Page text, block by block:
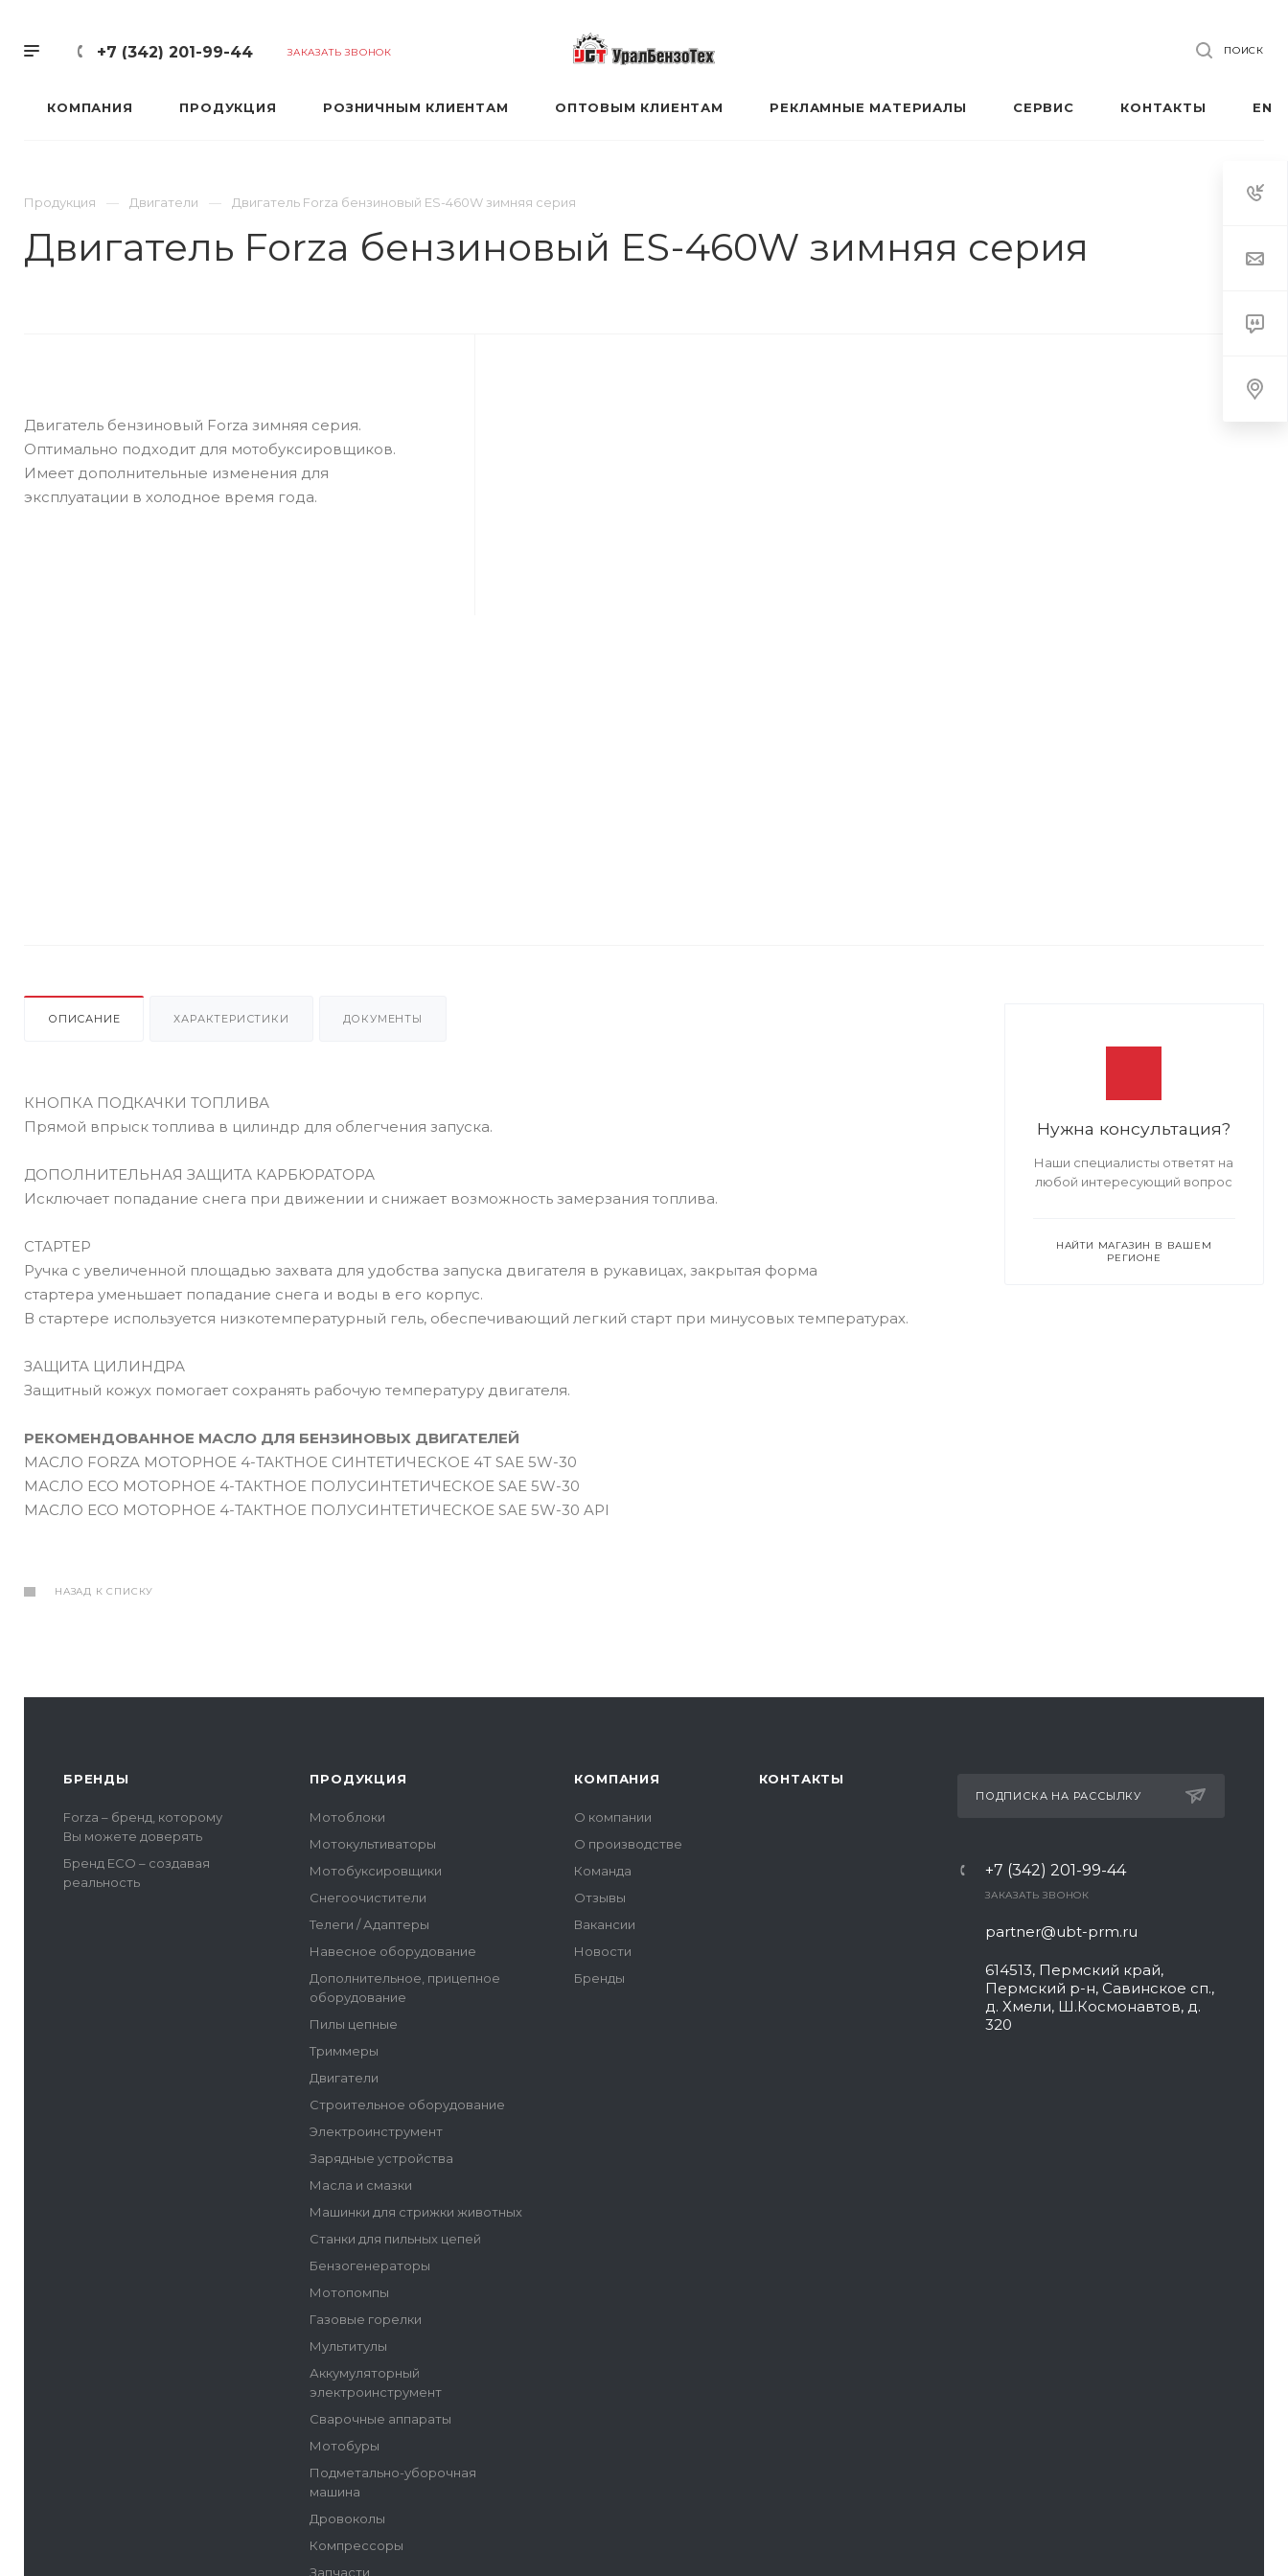
+7 (342) 201-99-44 ЗАКАЗАТЬ ЗВОНОК ПОИСК
КОМПАНИЯ ПРОДУКЦИЯ РОЗНИЧНЫМ КЛИЕНТАМ ОПТОВЫМ КЛИЕНТАМ РЕКЛАМНЫЕ МАТЕРИАЛЫ СЕРВИС КОНТАКТЫ EN
Продукция Двигатели Двигатель Forza бензиновый ES-460W зимняя серия
Двигатель Forza бензиновый ES-460W зимняя серия
Двигатель бензиновый Forza зимняя серия.
Оптимально подходит для мотобуксировщиков.
Имеет дополнительные изменения для
эксплуатации в холодное время года.
Нужна консультация?
Наши специалисты ответят на
любой интересующий вопрос
НАЙТИ МАГАЗИН В ВАШЕМ
РЕГИОНЕ
ОПИСАНИЕ ХАРАКТЕРИСТИКИ ДОКУМЕНТЫ
КНОПКА ПОДКАЧКИ ТОПЛИВА
Прямой впрыск топлива в цилиндр для облегчения запуска.
ДОПОЛНИТЕЛЬНАЯ ЗАЩИТА КАРБЮРАТОРА
Исключает попадание снега при движении и снижает возможность замерзания топлива.
СТАРТЕР
Ручка с увеличенной площадью захвата для удобства запуска двигателя в рукавицах, закрытая форма
стартера уменьшает попадание снега и воды в его корпус.
В стартере используется низкотемпературный гель, обеспечивающий легкий старт при минусовых температурах.
ЗАЩИТА ЦИЛИНДРА
Защитный кожух помогает сохранять рабочую температуру двигателя.
РЕКОМЕНДОВАННОЕ МАСЛО ДЛЯ БЕНЗИНОВЫХ ДВИГАТЕЛЕЙ
МАСЛО FORZA МОТОРНОЕ 4-ТАКТНОЕ СИНТЕТИЧЕСКОЕ 4T SAE 5W-30
МАСЛО EСО МОТОРНОЕ 4-ТАКТНОЕ ПОЛУСИНТЕТИЧЕСКОЕ SAE 5W-30
МАСЛО EСО МОТОРНОЕ 4-ТАКТНОЕ ПОЛУСИНТЕТИЧЕСКОЕ SAE 5W-30 API
НАЗАД К СПИСКУ
БРЕНДЫ
Forza – бренд, которому
Вы можете доверять
Бренд ECO – создавая
реальность
ПРОДУКЦИЯ
Мотоблоки
Мотокультиваторы
Мотобуксировщики
Снегоочистители
Телеги / Адаптеры
Навесное оборудование
Дополнительное, прицепное
оборудование
Пилы цепные
Триммеры
Двигатели
Строительное оборудование
Электроинструмент
Зарядные устройства
Масла и смазки
Машинки для стрижки животных
Станки для пильных цепей
Бензогенераторы
Мотопомпы
Газовые горелки
Мультитулы
Аккумуляторный
электроинструмент
Сварочные аппараты
Мотобуры
Подметально-уборочная
машина
Дровоколы
Компрессоры
Запчасти
КОМПАНИЯ
О компании
О производстве
Команда
Отзывы
Вакансии
Новости
Бренды
КОНТАКТЫ
ПОДПИСКА НА РАССЫЛКУ
+7 (342) 201-99-44
ЗАКАЗАТЬ ЗВОНОК
partner@ubt-prm.ru
614513, Пермский край,
Пермский р-н, Савинское сп.,
д. Хмели, Ш.Космонавтов, д.
320